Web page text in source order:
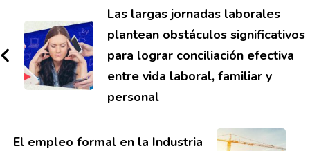
Las largas jornadas laborales
plantean obstáculos significativos
para lograr conciliación efectiva
entre vida laboral, familiar y
personal
El empleo formal en la Industria